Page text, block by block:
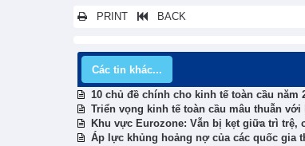
PRINT BACK
Các tin khác...
10 chủ đề chính cho kinh tế toàn cầu năm
Triển vọng kinh tế toàn cầu mâu thuẫn
Khu vực Eurozone: Vẫn bị kẹt giữa trì trệ,
Áp lực khủng hoảng nợ của các quốc